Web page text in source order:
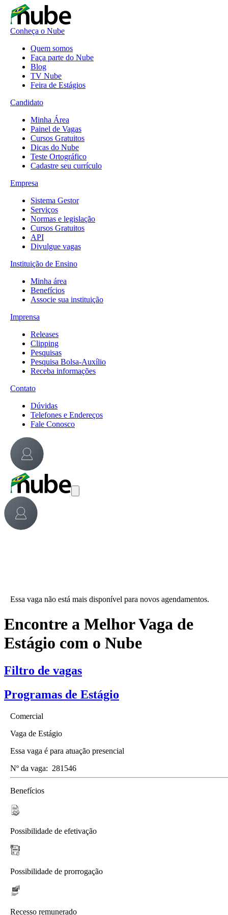
Conheça o Nube
Quem somos
Faça parte do Nube
Blog
TV Nube
Feira de Estágios
Candidato
Minha Área
Painel de Vagas
Cursos Gratuitos
Dicas do Nube
Teste Ortográfico
Cadastre seu currículo
Empresa
Sistema Gestor
Serviços
Normas e legislação
Cursos Gratuitos
API
Divulgue vagas
Instituição de Ensino
Minha área
Benefícios
Associe sua instituição
Imprensa
Releases
Clipping
Pesquisas
Pesquisa Bolsa-Auxílio
Receba informações
Contato
Dúvidas
Telefones e Endereços
Fale Conosco
Essa vaga não está mais disponível para novos agendamentos.
Encontre a Melhor Vaga de
Estágio com o Nube
Filtro de vagas
Programas de Estágio
Comercial
Vaga de Estágio
Essa vaga é para atuação presencial
Nº da vaga: 281546
Benefícios
Possibilidade de efetivação
Possibilidade de prorrogação
Recesso remunerado